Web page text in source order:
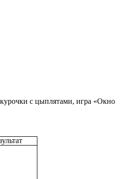
с цыплятами, игра «Окно